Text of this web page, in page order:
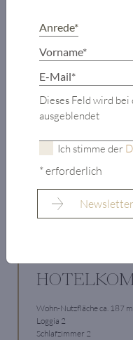
Wohn-Nutzfläche ca. 187 m
Loggia 2
Schlafzimmer 2
Dieses Feld wird
ausgeblendet
Ich stimme der
* erforderlich